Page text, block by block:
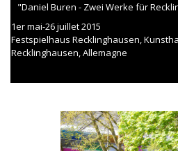
"Daniel Buren - Zwei Werke für
1er mai-26 juillet 2015
Festspielhaus Recklinghausen,
Recklinghausen, Allemagne